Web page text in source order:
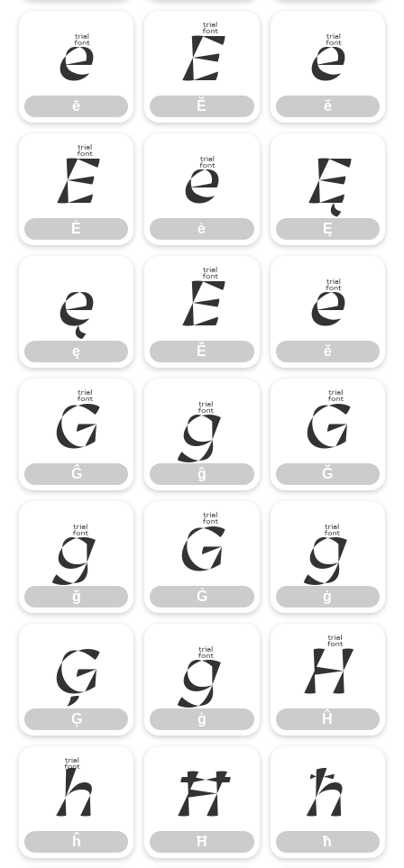
ē
ē
Ĕ
Ĕ
ĕ
ĕ
Ė
Ė
ė
ė
Ę
Ę
ę
ę
Ě
Ě
ě
ě
Ĝ
Ĝ
ĝ
ĝ
Ğ
Ğ
ğ
ğ
Ġ
Ġ
ġ
ġ
Ģ
Ģ
ģ
ģ
Ĥ
Ĥ
ĥ
ĥ
Ħ
Ħ
ħ
ħ